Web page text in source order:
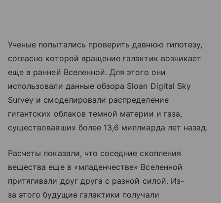
Ученые попытались проверить давнюю гипотезу,
согласно которой вращение галактик возникает
еще в ранней Вселенной. Для этого они
использовали данные обзора Sloan Digital Sky
Survey и смоделировали распределение
гигантских облаков темной материи и газа,
существовавших более 13,6 миллиарда лет назад.
Расчеты показали, что соседние скопления
вещества еще в «младенчестве» Вселенной
притягивали друг друга с разной силой. Из-
за этого будущие галактики получали